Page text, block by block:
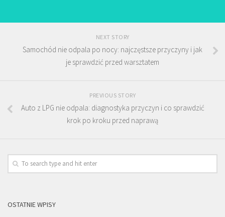
NEXT STORY
Samochód nie odpala po nocy: najczęstsze przyczyny i jak
je sprawdzić przed warsztatem
PREVIOUS STORY
Auto z LPG nie odpala: diagnostyka przyczyn i co sprawdzić
krok po kroku przed naprawą
OSTATNIE WPISY